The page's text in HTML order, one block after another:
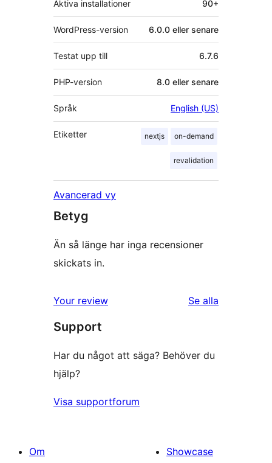
Aktiva installationer 90+
WordPress-version 6.0.0 eller senare
Testat upp till 6.7.6
PHP-version 8.0 eller senare
Språk English (US)
Etiketter nextjs on-demand
revalidation
Avancerad vy
Betyg
Än så länge har inga recensioner
skickats in.
Your review Se alla
Support
Har du något att säga? Behöver du
hjälp?
Visa supportforum
Om
Showcase